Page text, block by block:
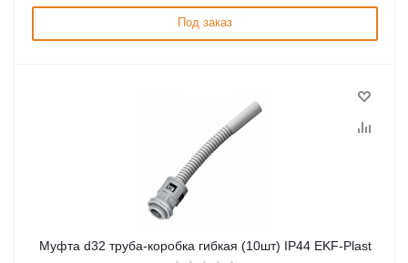
Под заказ
Муфта d32 труба-коробка гибкая (10шт) IP44 EKF-Plast